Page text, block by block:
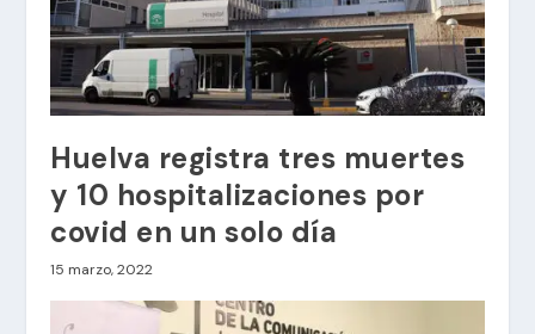
Huelva registra tres muertes
y 10 hospitalizaciones por
covid en un solo día
15 marzo, 2022